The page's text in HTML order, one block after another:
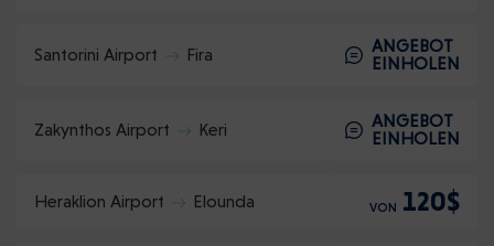
Santorini Airport Fira
ANGEBOT
EINHOLEN
Zakynthos Airport Keri
ANGEBOT
EINHOLEN
Heraklion Airport Elounda VON 120$